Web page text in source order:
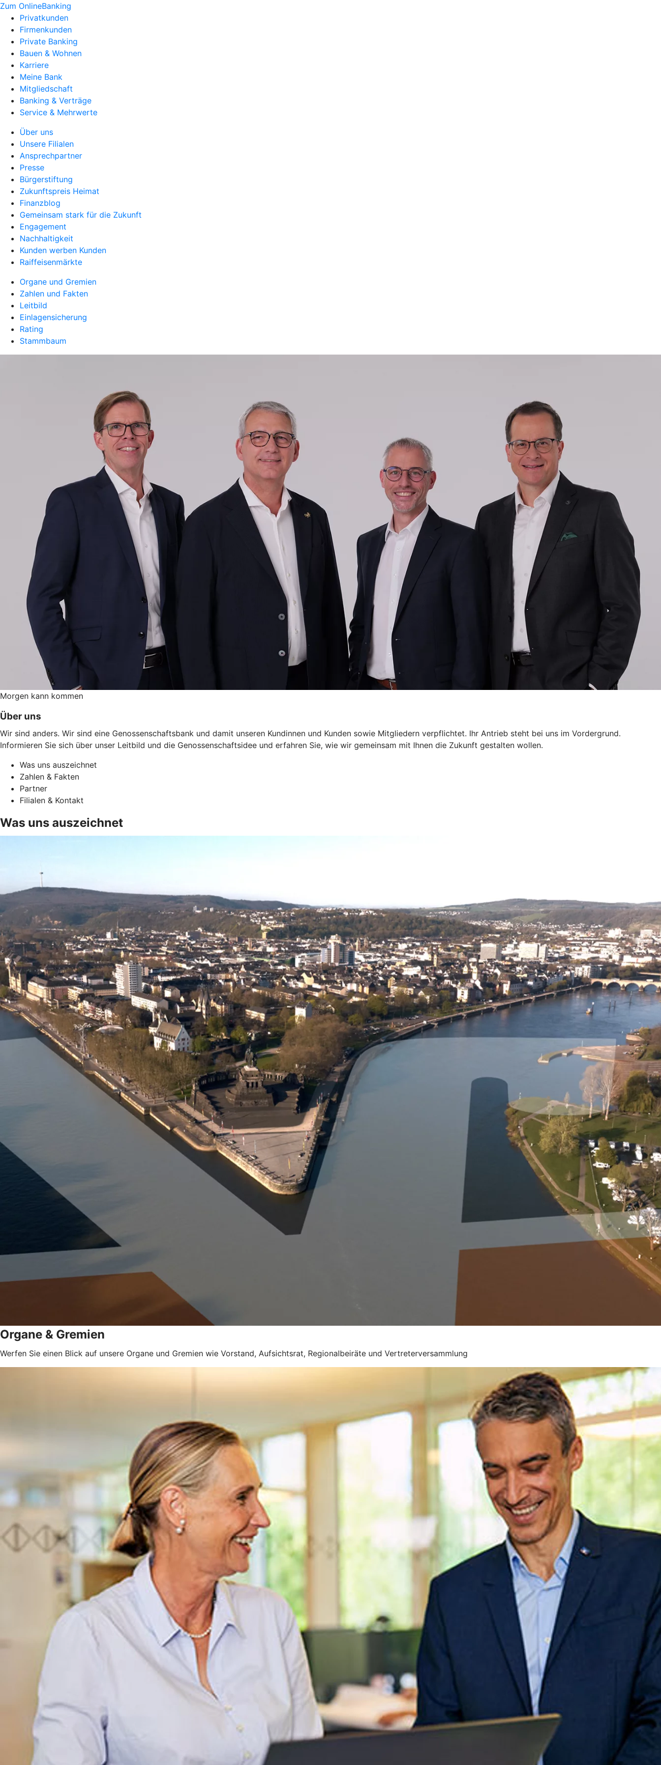
Zum OnlineBanking
Privatkunden
Firmenkunden
Private Banking
Bauen & Wohnen
Karriere
Meine Bank
Mitgliedschaft
Banking & Verträge
Service & Mehrwerte
Über uns
Unsere Filialen
Ansprechpartner
Presse
Bürgerstiftung
Zukunftspreis Heimat
Finanzblog
Gemeinsam stark für die Zukunft
Engagement
Nachhaltigkeit
Kunden werben Kunden
Raiffeisenmärkte
Organe und Gremien
Zahlen und Fakten
Leitbild
Einlagensicherung
Rating
Stammbaum
Morgen kann kommen
Über uns
Wir sind anders. Wir sind eine Genossenschaftsbank und damit unseren Kundinnen und Kunden sowie Mitgliedern verpflichtet. Ihr Antrieb steht bei uns im Vordergrund.
Informieren Sie sich über unser Leitbild und die Genossenschaftsidee und erfahren Sie, wie wir gemeinsam mit Ihnen die Zukunft gestalten wollen.
Was uns auszeichnet
Zahlen & Fakten
Partner
Filialen & Kontakt
Was uns auszeichnet
Organe & Gremien
Werfen Sie einen Blick auf unsere Organe und Gremien wie Vorstand, Aufsichtsrat, Regionalbeiräte und Vertreterversammlung